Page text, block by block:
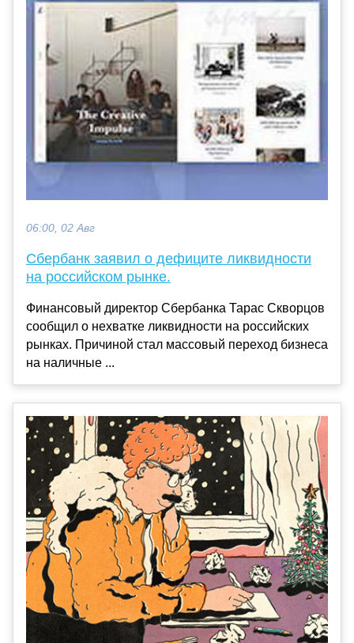
06:00, 02 Авг
Сбербанк заявил о дефиците ликвидности
на российском рынке.
Финансовый директор Сбербанка Тарас Скворцов
сообщил о нехватке ликвидности на российских
рынках. Причиной стал массовый переход бизнеса
на наличные ...